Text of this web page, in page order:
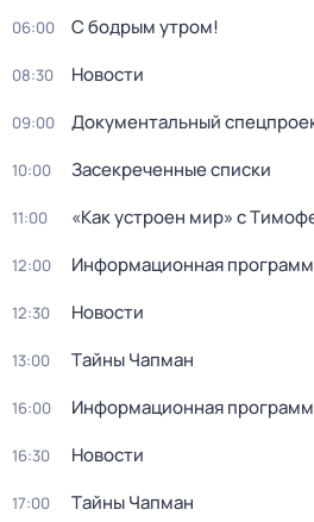
06:00 С бодрым утром!
08:30 Новости
09:00 Документальный
10:00 Зaceкрeченные списки
11:00 «Как устроен мир» с
12:00 Информационная
12:30 Новости
13:00 Тaйны Чапман
16:00 Информационная
16:30 Новости
17:00 Тaйны Чапман